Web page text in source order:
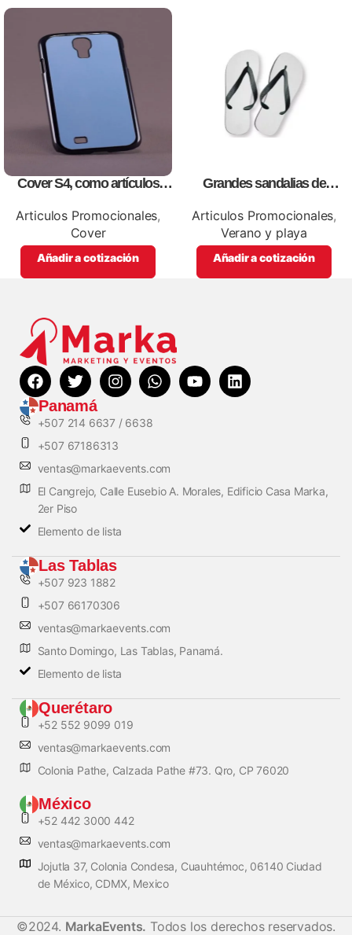
Cover S4, como artículos
Articulos Promocionales,
Cover
Añadir a cotización
Grandes sandalias de
personalizables con logos o
información de tu empresa
Articulos Promocionales,
Verano y playa
Añadir a cotización
Panamá
+507 214 6637 / 6638
+507 67186313
ventas@markaevents.com
El Cangrejo, Calle Eusebio A. Morales, Edificio Casa Marka,
2er Piso
Elemento de lista
Las Tablas
+507 923 1882
+507 66170306
ventas@markaevents.com
Santo Domingo, Las Tablas, Panamá.
Elemento de lista
Querétaro
+52 552 9099 019
ventas@markaevents.com
Colonia Pathe, Calzada Pathe #73. Qro, CP 76020
México
+52 442 3000 442
ventas@markaevents.com
Jojutla 37, Colonia Condesa, Cuauhtémoc, 06140 Ciudad
de México, CDMX, Mexico
©2024. MarkaEvents. Todos los derechos reservados.